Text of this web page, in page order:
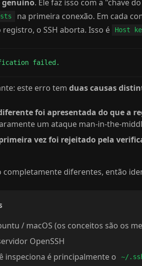
genuíno. Ele faz isso com a "chave
na primeira conexão. Em cada
o SSH aborta. Isso é
Host
failed.
este erro tem duas causas
foi apresentada do que a
um ataque man-in-the-
vez foi rejeitado pela
completamente diferentes, então
/ macOS (os conceitos são os
OpenSSH
inspeciona é principalmente o
~/